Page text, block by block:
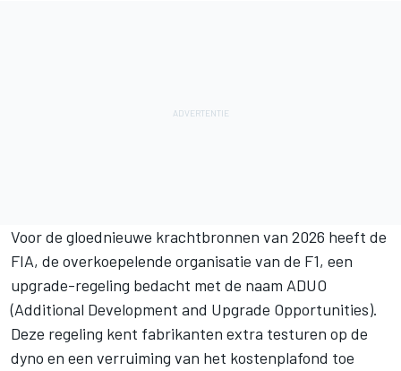
Voor de gloednieuwe krachtbronnen van 2026 heeft de
FIA, de overkoepelende organisatie van de F1, een
upgrade-regeling bedacht met de naam ADUO
(Additional Development and Upgrade Opportunities).
Deze regeling kent fabrikanten extra testuren op de
dyno en een verruiming van het kostenplafond toe